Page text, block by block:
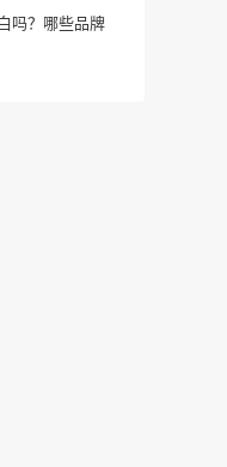
吗？哪些品牌